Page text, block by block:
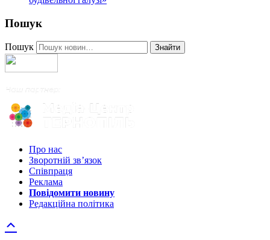
Пошук
Пошук Знайти
Про нас
Зворотній зв’язок
Співпраця
Реклама
Повідомити новину
Редакційна політика